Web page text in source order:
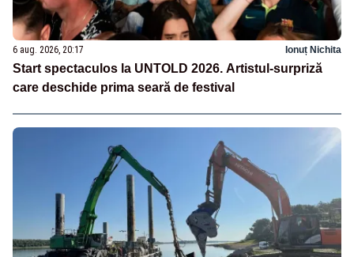
6 aug. 2026, 20:17 Ionuț Nichita
Start spectaculos la UNTOLD 2026. Artistul-surpriză
care deschide prima seară de festival